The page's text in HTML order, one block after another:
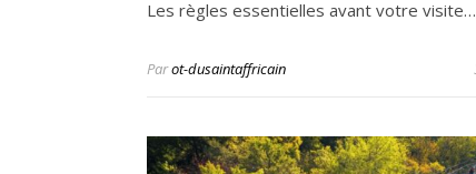
Les règles essentielles avant votre visite…
Parot-dusaintaffricain